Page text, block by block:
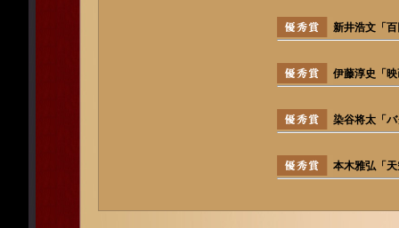
新井浩文「
伊藤淳史「
染谷将太「
本木雅弘「